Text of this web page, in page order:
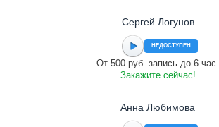
Сергей Логунов
НЕДОСТУПЕН
От 500 руб. запись до 6 час.
Закажите сейчас!
Анна Любимова